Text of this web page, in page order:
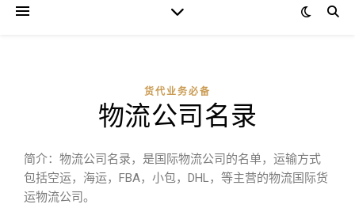
货代业务必备
物流公司名录
简介：物流公司名录，是国际物流公司的名单，运输方式
包括空运，海运，FBA，小包，DHL，等主营的物流国际货
运物流公司。